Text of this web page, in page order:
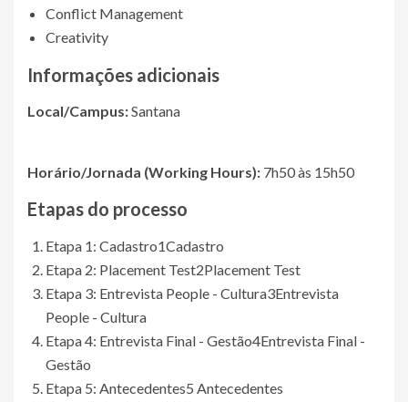
Conflict Management
Creativity
Informações adicionais
Local/Campus:Santana
Horário/Jornada (Working Hours): 7h50 às 15h50
Etapas do processo
Etapa 1: Cadastro1Cadastro
Etapa 2: Placement Test2Placement Test
Etapa 3: Entrevista People - Cultura3Entrevista
People - Cultura
Etapa 4: Entrevista Final - Gestão4Entrevista Final -
Gestão
Etapa 5: Antecedentes5 Antecedentes